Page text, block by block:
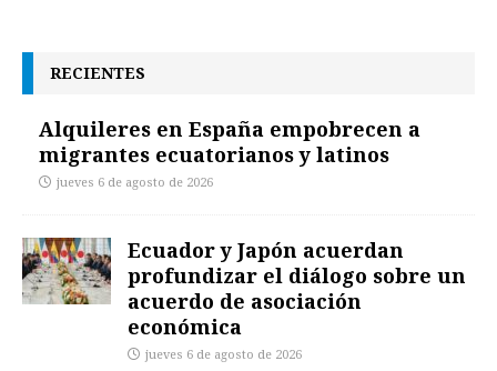
RECIENTES
Alquileres en España empobrecen a
migrantes ecuatorianos y latinos
jueves 6 de agosto de 2026
Ecuador y Japón acuerdan
profundizar el diálogo sobre un
acuerdo de asociación
económica
jueves 6 de agosto de 2026